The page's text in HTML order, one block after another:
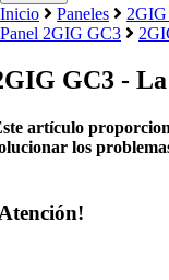
Inicio Paneles
Panel 2GIG GC3
GC3 - La
artículo
los